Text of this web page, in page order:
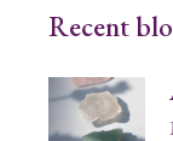
Recent